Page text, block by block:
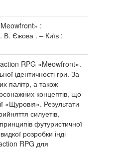
:
В. Єжова . – Київ :
action RPG «Meowfront».
ідентичності гри. За
палітр, а також
концептів, що
«Щуровія». Результати
силуетів,
футуристичної
розробки інді
RPG для